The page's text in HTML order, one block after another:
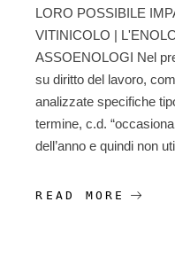
LORO POSSIBILE
VITINICOLO |
ASSOENOLOGI Nel
su diritto del lavoro,
analizzate specifiche
termine, c.d.
dell’anno e quindi non
READ MORE